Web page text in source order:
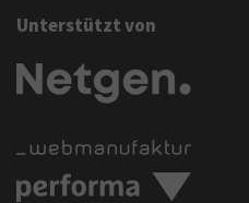
Unterstützt von